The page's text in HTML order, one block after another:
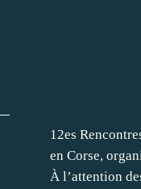
12es
en Corse,
À l’attention